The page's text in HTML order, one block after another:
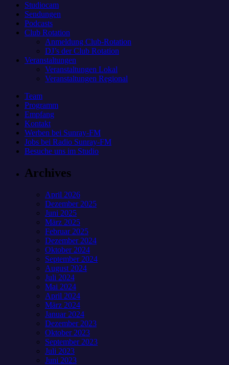
Studiocam
Sendungen
Podcasts
Club Rotation
Anmeldung Club-Rotation
DJ’s der Club Rotation
Veranstaltungen
Veranstaltungen Lokal
Veranstaltungen Regional
Team
Programm
Empfang
Kontakt
Werben bei Sunray-FM
Jobs bei Radio Sunray-FM
Besuche uns im Studio
Archives
April 2026
Dezember 2025
Juni 2025
März 2025
Februar 2025
Dezember 2024
Oktober 2024
September 2024
August 2024
Juli 2024
Mai 2024
April 2024
März 2024
Januar 2024
Dezember 2023
Oktober 2023
September 2023
Juli 2023
Juni 2023